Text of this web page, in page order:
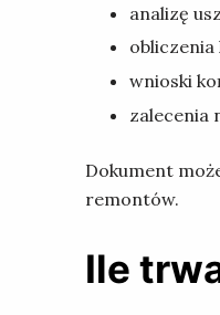
analizę
obliczenia
wnioski
zalecenia
Dokument
remontów.
Ile